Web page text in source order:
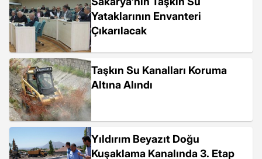
Yataklarının Envanteri
Çıkarılacak
Taşkın Su Kanalları Koruma
Altına Alındı
Yıldırım Beyazıt Doğu
Kuşaklama Kanalında 3. Etap